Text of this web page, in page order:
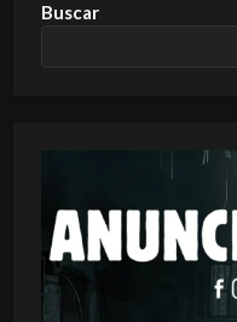
Buscar